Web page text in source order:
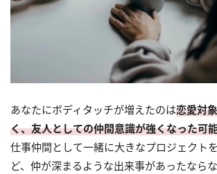
あなたにボディタッチが増えたのは恋愛対
く、友人としての仲間意識が強くなった可
仕事仲間として一緒に大きなプロジェクト
ど、仲が深まるような出来事があったなら